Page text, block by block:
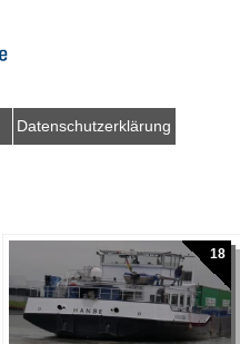
Datenschutzerklärung
18